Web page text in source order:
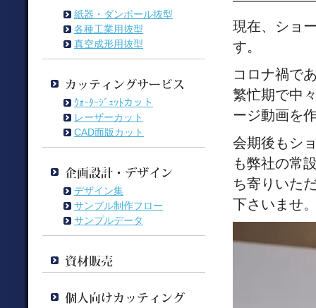
紙器・ダンボール抜型
各種工業用抜型
真空成形用抜型
ｳｫｰﾀｰｼﾞｪｯﾄカット
レーザーカット
CAD面版カット
デザイン集
サンプル制作フロー
サンプルデータ
現在、ショ
す。
コロナ禍で
繁忙期で中
ージ動画を
会期後もシ
も弊社の常
ち寄りいた
下さいませ